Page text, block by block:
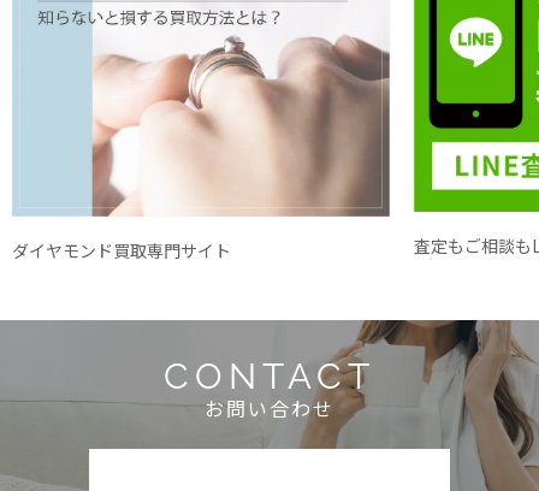
ダイヤモンド買取専門サイト 査定もご相談も
CONTACT
お問い合わせ